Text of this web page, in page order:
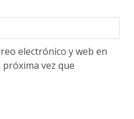
electrónico y web en
vez que